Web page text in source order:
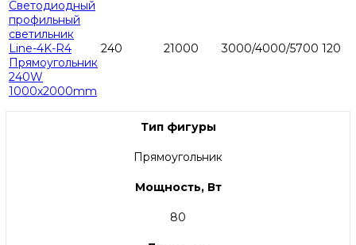
Светодиодный
профильный
светильник
Line-4K-R4
Прямоугольник
240W
1000х2000mm
240 21000 3000/4000/5700 120
Тип фигуры
Прямоугольник
Мощность, Вт
80